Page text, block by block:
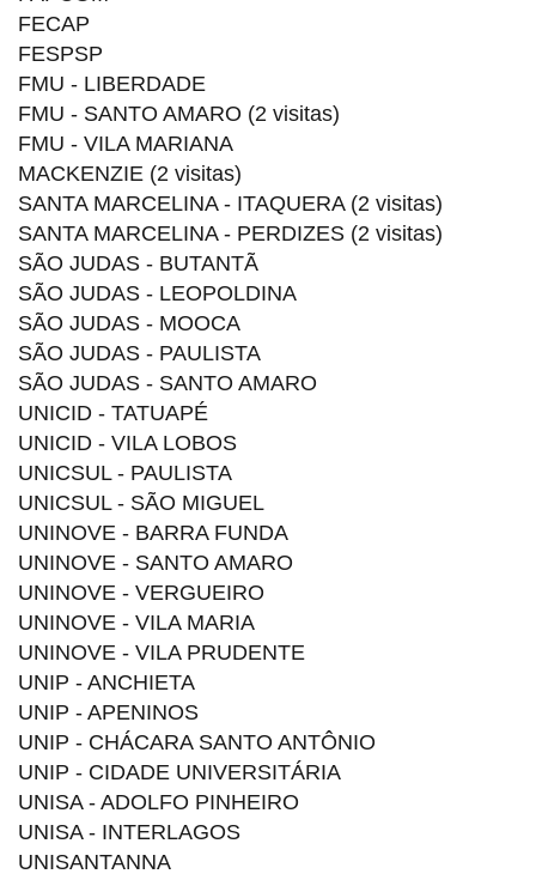
FECAP
FESPSP
FMU - LIBERDADE
FMU - SANTO AMARO (2 visitas)
FMU - VILA MARIANA
MACKENZIE (2 visitas)
SANTA MARCELINA - ITAQUERA (2 visitas)
SANTA MARCELINA - PERDIZES (2 visitas)
SÃO JUDAS - BUTANTÃ
SÃO JUDAS - LEOPOLDINA
SÃO JUDAS - MOOCA
SÃO JUDAS - PAULISTA
SÃO JUDAS - SANTO AMARO
UNICID - TATUAPÉ
UNICID - VILA LOBOS
UNICSUL - PAULISTA
UNICSUL - SÃO MIGUEL
UNINOVE - BARRA FUNDA
UNINOVE - SANTO AMARO
UNINOVE - VERGUEIRO
UNINOVE - VILA MARIA
UNINOVE - VILA PRUDENTE
UNIP - ANCHIETA
UNIP - APENINOS
UNIP - CHÁCARA SANTO ANTÔNIO
UNIP - CIDADE UNIVERSITÁRIA
UNISA - ADOLFO PINHEIRO
UNISA - INTERLAGOS
UNISANTANNA